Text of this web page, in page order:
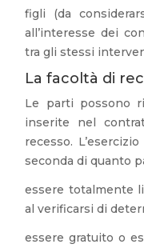
figli (da
all’interesse dei
tra gli stessi
La facoltà di
Le parti possono
inserite nel
recesso.
seconda di quanto
essere totalmente
al verificarsi di
essere gratuito o